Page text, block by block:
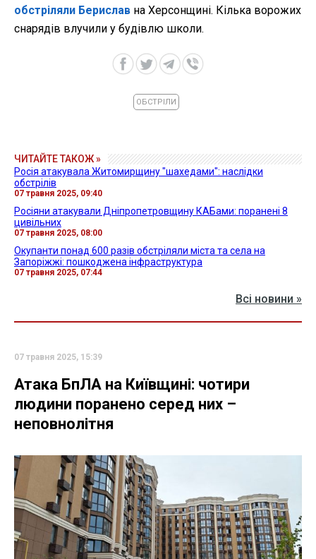
обстріляли Берислав на Херсонщині. Кілька ворожих
снарядів влучили у будівлю школи.
ОБСТРІЛИ
ЧИТАЙТЕ ТАКОЖ »
Росія атакувала Житомирщину "шахедами": наслідки
обстрілів
07 травня 2025, 09:40
Росіяни атакували Дніпропетровщину КАБами: поранені 8
цивільних
07 травня 2025, 08:00
Окупанти понад 600 разів обстріляли міста та села на
Запоріжжі: пошкоджена інфраструктура
07 травня 2025, 07:44
Всі новини »
07 травня 2025, 15:39
Атака БпЛА на Київщині: чотири
людини поранено серед них –
неповнолітня